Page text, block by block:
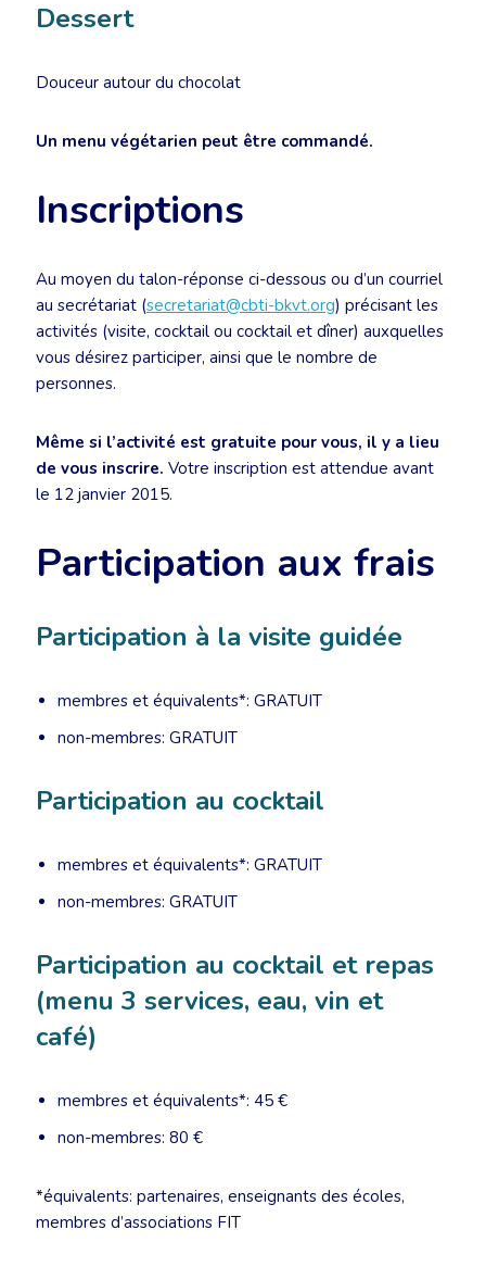
Dessert
Douceur autour du chocolat
Un menu végétarien peut être commandé.
Inscriptions
Au moyen du talon-réponse ci-dessous ou d’un courriel
au secrétariat (secretariat@cbti-bkvt.org) précisant les
activités (visite, cocktail ou cocktail et dîner) auxquelles
vous désirez participer, ainsi que le nombre de
personnes.
Même si l’activité est gratuite pour vous, il y a lieu
de vous inscrire. Votre inscription est attendue avant
le 12 janvier 2015.
Participation aux frais
Participation à la visite guidée
membres et équivalents*: GRATUIT
non-membres: GRATUIT
Participation au cocktail
membres et équivalents*: GRATUIT
non-membres: GRATUIT
Participation au cocktail et repas
(menu 3 services, eau, vin et
café)
membres et équivalents*: 45 €
non-membres: 80 €
*équivalents: partenaires, enseignants des écoles,
membres d’associations FIT